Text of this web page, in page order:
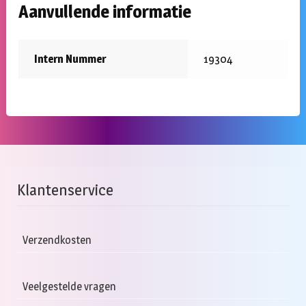
Aanvullende informatie
Intern Nummer 19304
Klantenservice
Verzendkosten
Veelgestelde vragen